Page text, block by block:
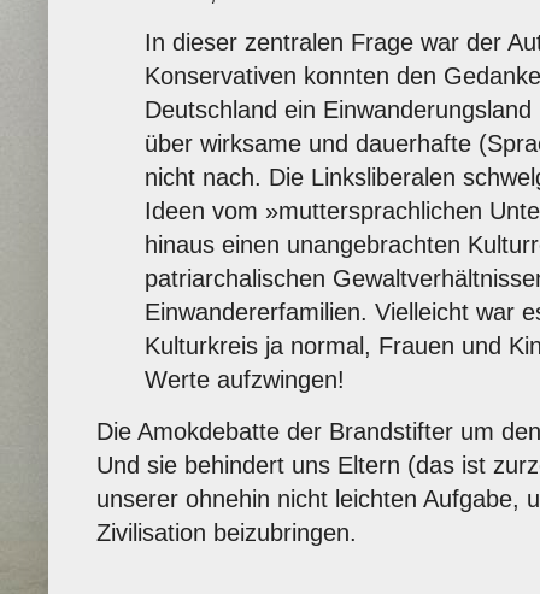
In dieser zentralen Frage war der
Konservativen konnten den
Deutschland ein
über wirksame und dauerhafte
nicht nach. Die Linksliberalen
Ideen vom »muttersprachlichen
hinaus einen unangebrachten
patriarchalischen
Einwandererfamilien. Vielleicht war
Kulturkreis ja normal, Frauen und
Werte aufzwingen!
Die Amokdebatte der Brandstifter um
Und sie behindert uns Eltern (das ist
unserer ohnehin nicht leichten Aufgabe,
Zivilisation beizubringen.